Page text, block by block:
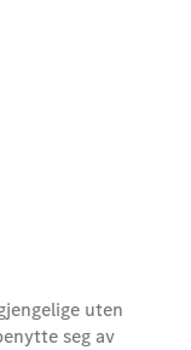
uten
seg av